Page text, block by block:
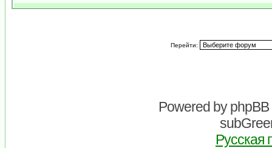
Перейти:
Powered byphpBB
Русская